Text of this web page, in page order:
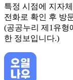
특정 시점에 지자
전화로 확인 후 방
(공공누리 제1유형
한 정보입니다.)